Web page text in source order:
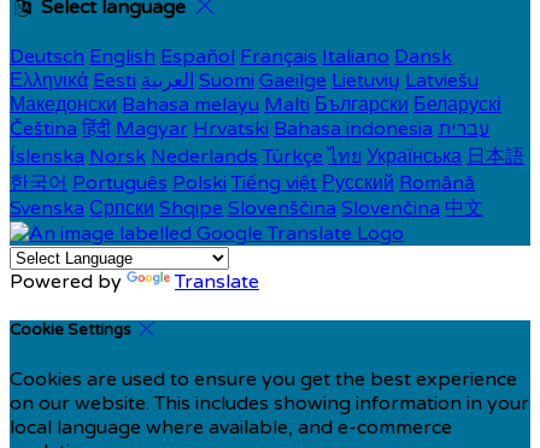
Select language
Deutsch English Español Français Italiano Dansk
Ελληνικά Eesti العربية Suomi Gaeilge Lietuvių Latviešu
Македонски Bahasa melayu Malti Български Беларускі
Čeština हिंदी Magyar Hrvatski Bahasa indonesia עברית
Íslenska Norsk Nederlands Türkçe ไทย Українська 日本語
한국어 Português Polski Tiếng việt Русский Română
Svenska Српски Shqipe Slovenščina Slovenčina 中文
Powered by Translate
Cookie Settings
Cookies are used to ensure you get the best experience
on our website. This includes showing information in your
local language where available, and e-commerce